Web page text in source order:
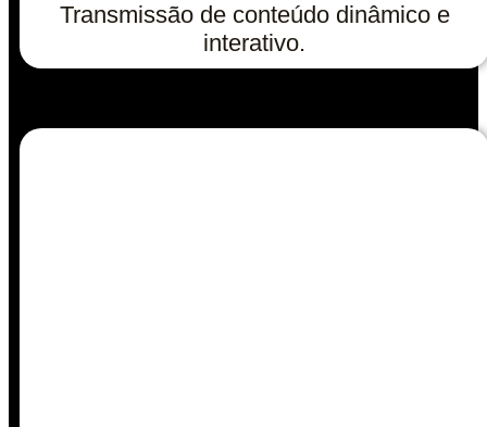
Transmissão de conteúdo dinâmico e
interativo.